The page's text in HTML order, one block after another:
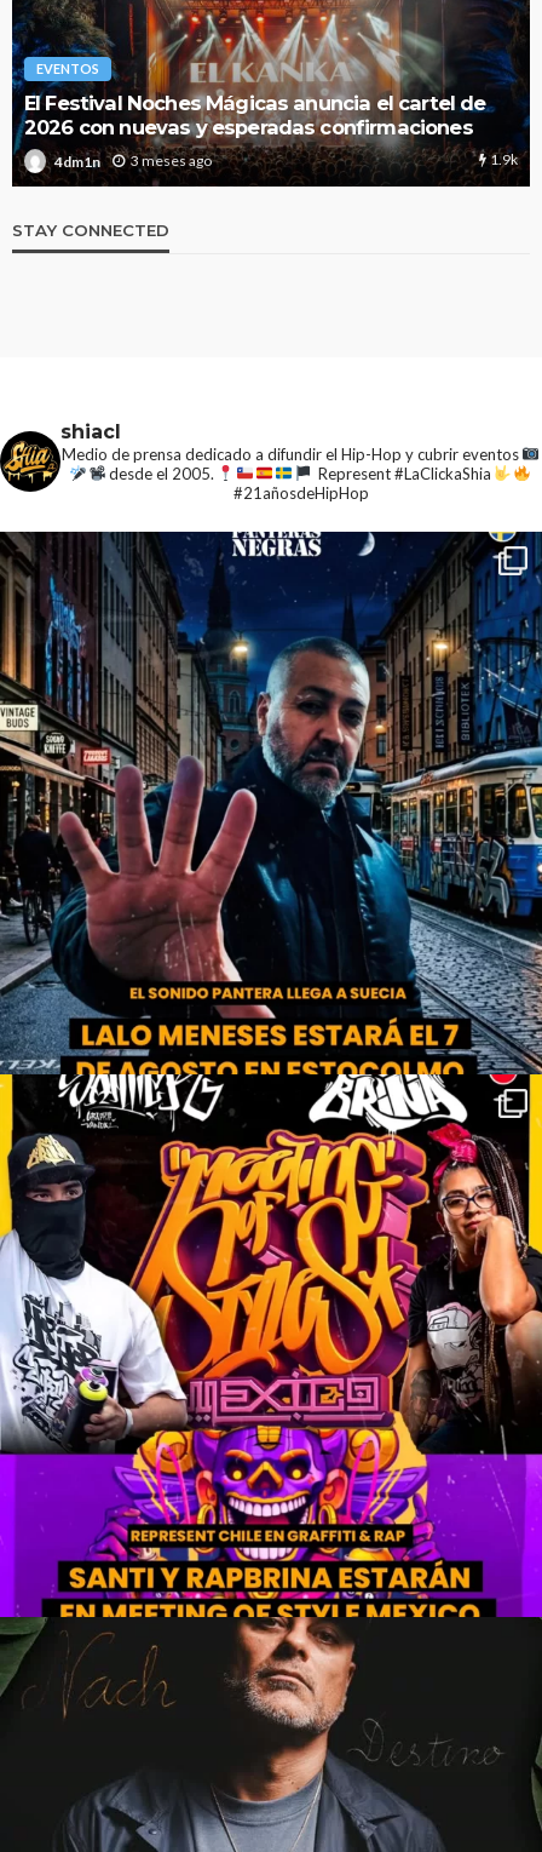
EVENTOS
Todo lo que debes saber sobre la nueva
temporada 2026 de Red Bull Dance Your Style
4dm1n 3 meses ago 368
STAY CONNECTED
shiacl
Medio de prensa dedicado a difundir el Hip-Hop y cubrir eventos
desde el 2005.
Represent #LaClickaShia
#21añosdeHipHop